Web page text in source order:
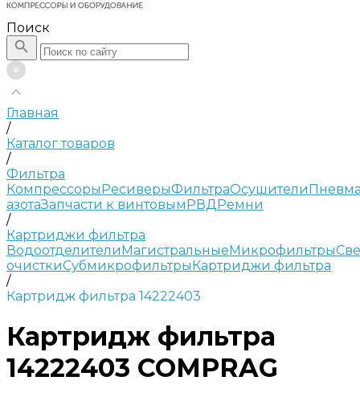
Поиск
Главная
/
Каталог товаров
/
Фильтра
КомпрессорыРесиверыФильтраОсушители
азотаЗапчасти к винтовымРВДРемни
/
Картриджи фильтра
ВодоотделителиМагистральныеМикрофильтры
очисткиСубмикрофильтрыКартриджи фильтра
/
Картридж фильтра 14222403
Картридж фильтра
14222403 COMPRAG